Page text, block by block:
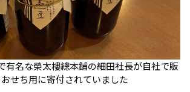
有名な榮太樓總本鋪の細田社長が自社で販
せち用に寄付されていました